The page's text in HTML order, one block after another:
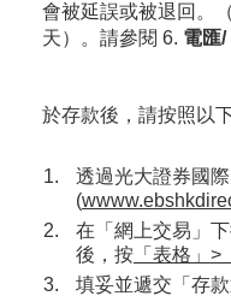
表格
短片教室
港股網上交易平台
會被延誤或被退回。
天）。請參閱 6. 電匯
於存款後，請按照以
透過光大證券國
(
在「網上交易」
後，按 「表格」>
填妥並遞交「存款